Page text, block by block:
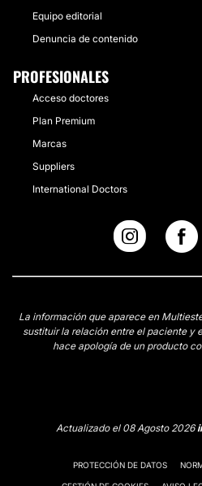
Equipo editorial
Denuncia de contenido
PROFESIONALES
Acceso doctores
Plan Premium
Marcas
Suppliers
International Doctors
La información que aparece en
sustituir la relación entre el paciente y
hace apología de un producto
Actualizado el 08 Agosto 2026
PROTECCIÓN DE DATOS